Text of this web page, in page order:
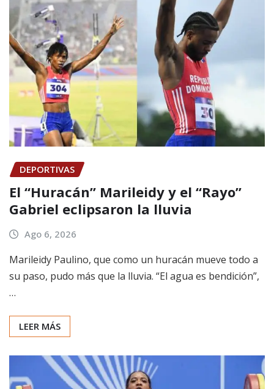
DEPORTIVAS
El “Huracán” Marileidy y el “Rayo”
Gabriel eclipsaron la lluvia
Ago 6, 2026
Marileidy Paulino, que como un huracán mueve todo a
su paso, pudo más que la lluvia. “El agua es bendición”,
…
LEER MÁS